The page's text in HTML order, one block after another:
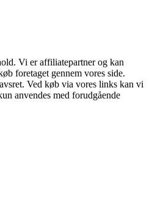
Vi er affiliatepartner og kan
foretaget gennem vores side.
Ved køb via vores links kan vi
anvendes med forudgående